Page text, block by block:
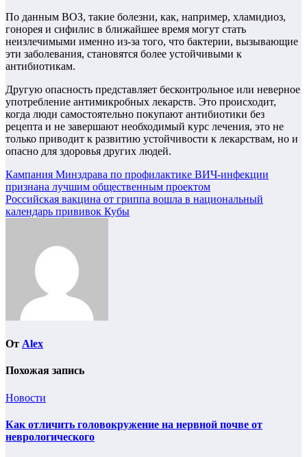
По данным ВОЗ, такие болезни, как, например, хламидиоз,
гонорея и сифилис в ближайшее время могут стать
неизлечимыми именно из-за того, что бактерии, вызывающие
эти заболевания, становятся более устойчивыми к
антибиотикам.
Другую опасность представляет бесконтрольное или неверное
употребление антимикробных лекарств. Это происходит,
когда люди самостоятельно покупают антибиотики без
рецепта и не завершают необходимый курс лечения, это не
только приводит к развитию устойчивости к лекарствам, но и
опасно для здоровья других людей.
Навигация
по
записям
Кампания Минздрава по профилактике ВИЧ-инфекции
признана лучшим общественным проектом
Российская вакцина от гриппа вошла в национальный
календарь прививок Кубы
От Alex
Похожая запись
Новости
Как отличить головокружение на нервной почве от
неврологического